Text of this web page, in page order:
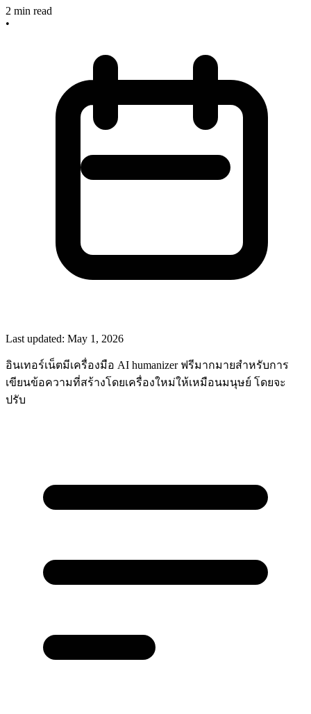
2 min read
•
Last updated: May 1, 2026
อินเทอร์เน็ตมีเครื่องมือ AI humanizer ฟรีมากมายสำหรับการ
เขียนข้อความที่สร้างโดยเครื่องใหม่ให้เหมือนมนุษย์ โดยจะ
ปรับ